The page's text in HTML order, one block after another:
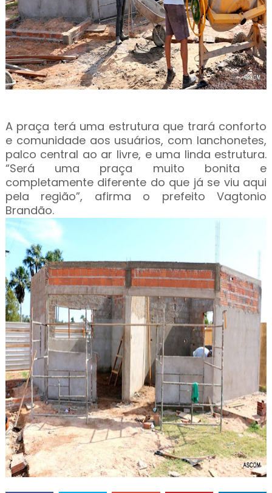
A praça terá uma estrutura que trará conforto
e comunidade aos usuários, com lanchonetes,
palco central ao ar livre, e uma linda estrutura.
“Será uma praça muito bonita e
completamente diferente do que já se viu aqui
pela região”, afirma o prefeito Vagtonio
Brandão.